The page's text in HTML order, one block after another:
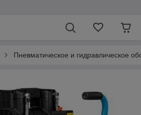
Пневматическое и гидравлическое